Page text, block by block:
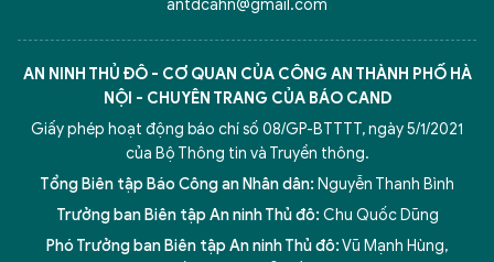
antdcahn@gmail.com
AN NINH THỦ ĐÔ - CƠ QUAN CỦA CÔNG AN THÀNH PHỐ HÀ
NỘI - CHUYÊN TRANG CỦA BÁO CAND
Giấy phép hoạt động báo chí số 08/GP-BTTTT, ngày 5/1/2021
của Bộ Thông tin và Truyền thông.
Tổng Biên tập Báo Công an Nhân dân: Nguyễn Thanh Bình
Trưởng ban Biên tập An ninh Thủ đô: Chu Quốc Dũng
Phó Trưởng ban Biên tập An ninh Thủ đô:Vũ Mạnh Hùng,